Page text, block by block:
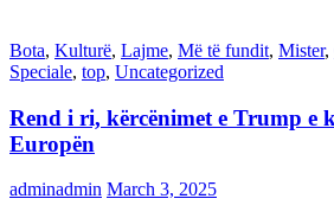
Bota, Kulturë, Lajme, Më të fundit, Mister,
Speciale, top, Uncategorized
Rend i ri, kërcënimet e Trump e
Europën
adminadmin March 3, 2025